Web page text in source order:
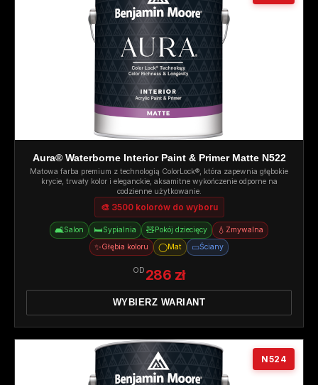
Aura® Waterborne Interior Paint & Primer Matte N522
Matowa farba premium z technologią ColorLock®, która zapewnia głębokie
krycie, trwały kolor i eleganckie, aksamitne wykończenie odporne na
codzienne użytkowanie.
🎨 3500 kolorów do wyboru
🛋️Salon 🛏️Sypialnia 🧸Pokój dziecięcy 💧 Zmywalna
✨Głębia koloru ◯Mat ▭Ściany
OD 286 zł
WYBIERZ WARIANT
N524